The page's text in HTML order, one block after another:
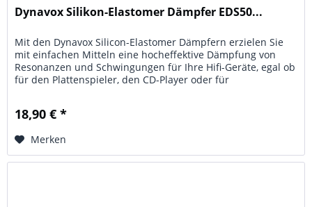
Dynavox Silikon-Elastomer Dämpfer EDS50...
Mit den Dynavox Silicon-Elastomer Dämpfern erzielen Sie
mit einfachen Mitteln eine hocheffektive Dämpfung von
Resonanzen und Schwingungen für Ihre Hifi-Geräte, egal ob
für den Plattenspieler, den CD-Player oder für
18,90 € *
Merken